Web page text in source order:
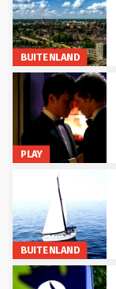
BUITENLAND
PLAY
BUITENLAND